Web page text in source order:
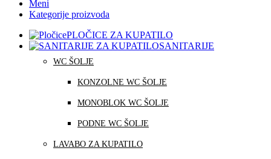
Meni
Kategorije proizvoda
PLOČICE ZA KUPATILO
SANITARIJE
WC ŠOLJE
KONZOLNE WC ŠOLJE
MONOBLOK WC ŠOLJE
PODNE WC ŠOLJE
LAVABO ZA KUPATILO